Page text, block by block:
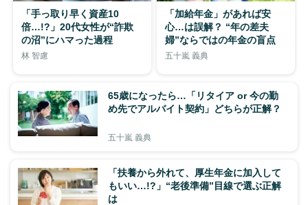
「手っ取り早く資産10
倍…!?」20代女性が“詐欺
の沼”にハマった過程
林 智慮
「加給年金」があれば安
心…は誤解？ “年の差夫
婦”ならではの年金の盲点
五十嵐 義典
65歳になったら…「リタイア or 今の勤
め先でアルバイト契約」どちらが正解？
五十嵐 義典
「扶養から外れて、厚生年金に加入して
もいい…!?」“老後準備”目線で選ぶ正解
は